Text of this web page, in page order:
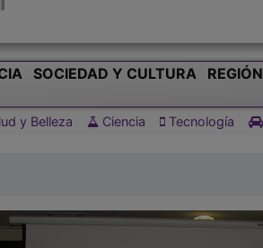
SOCIEDAD Y CULTURA REGIÓN
y Belleza Ciencia Tecnología